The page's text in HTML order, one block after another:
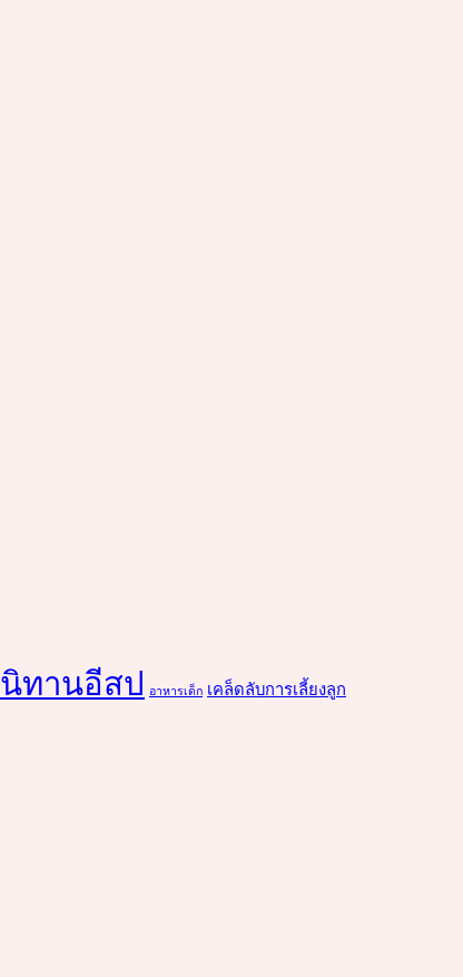
นิทานอีสป อาหารเด็ก เคล็ดลับการเลี้ยงลูก